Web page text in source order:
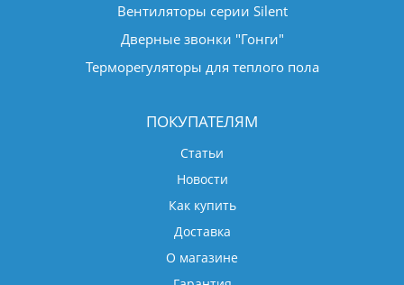
Вентиляторы серии Silent
Дверные звонки "Гонги"
Терморегуляторы для теплого пола
ПОКУПАТЕЛЯМ
Статьи
Новости
Как купить
Доставка
О магазине